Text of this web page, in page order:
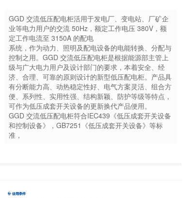
GGD 交流低压配电柜活用于发电厂、变电站、厂矿企
业等电力用户的交流 50Hz，额定工作电压 380V，额
定工作电流至 3150A 的配电
系统，作为动力、照明及配电设备的电能转换、分配与
控制之用。GGD 交流低压配电柜是根据能源部主管上
级与广大电力用户及设计部门的要求，本着安全、经
济、合理、可靠的原则设计的新型低压配电柜。产品具
有分断能力高、动热稳定性好、电气方案灵活、组合方
便、系列性、实用性强、结构新颖、防护等级等特点，
可作为低压成套开关设备的更新换代产品便用。
GGD 交流低压配电柜符合IEC439《低压成套开关设备
和控制设备》，GB7251《低压成套开关设备》等标
准，